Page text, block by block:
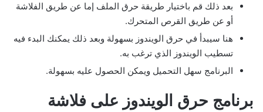
بعد ذلك قم باختيار طريقة حرق الملف إما عن طريق الفلاشة
أو عن طريق القرص المتحرك.
هنا سيبدأ في حرق الويندوز بسهولة وبعد ذلك يمكنك البدء فيه
تسطيب الويندوز الذي ترغب به.
البرنامج سهل التحميل ويمكن الحصول عليه بسهولة.
برنامج حرق الويندوز على فلاشة